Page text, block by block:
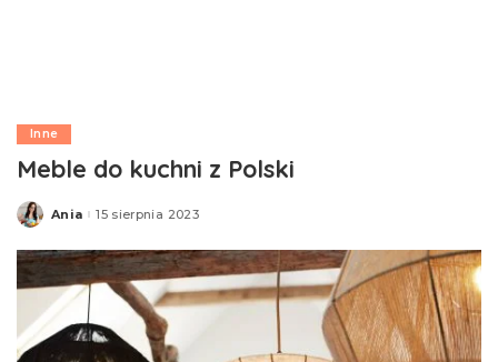
Inne
Meble do kuchni z Polski
Posted
Ania 15 sierpnia 2023